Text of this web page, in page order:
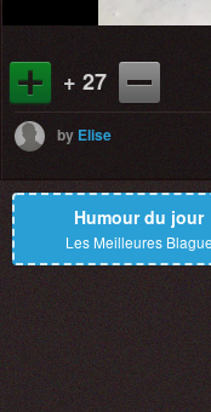
+ 27
by Elise
Humour du jour
Les Meilleures Blague